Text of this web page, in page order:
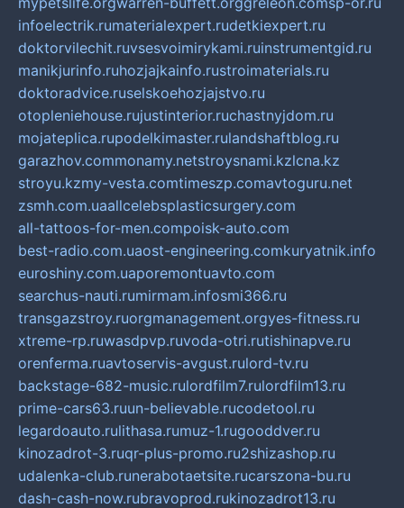
infoelectrik.rumaterialexpert.rudetkiexpert.ru
doktorvilechit.ruvsesvoimirykami.ruinstrumentgid.ru
manikjurinfo.ruhozjajkainfo.rustroimaterials.ru
doktoradvice.ruselskoehozjajstvo.ru
otopleniehouse.rujustinterior.ruchastnyjdom.ru
mojateplica.rupodelkimaster.rulandshaftblog.ru
garazhov.commonamy.netstroysnami.kzlcna.kz
stroyu.kzmy-vesta.comtimeszp.comavtoguru.net
zsmh.com.uaallcelebsplasticsurgery.com
all-tattoos-for-men.compoisk-auto.com
best-radio.com.uaost-engineering.comkuryatnik.info
euroshiny.com.uaporemontuavto.com
searchus-nauti.rumirmam.infosmi366.ru
transgazstroy.ruorgmanagement.orgyes-fitness.ru
xtreme-rp.ruwasdpvp.ruvoda-otri.rutishinapve.ru
orenferma.ruavtoservis-avgust.rulord-tv.ru
backstage-682-music.rulordfilm7.rulordfilm13.ru
prime-cars63.ruun-believable.rucodetool.ru
legardoauto.rulithasa.rumuz-1.rugooddver.ru
kinozadrot-3.ruqr-plus-promo.ru2shizashop.ru
udalenka-club.runerabotaetsite.rucarszona-bu.ru
dash-cash-now.rubravoprod.rukinozadrot13.ru